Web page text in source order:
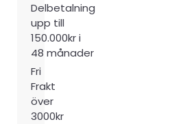
Delbetalning
upp till
150.000kr i
48 månader
Fri
Frakt
över
3000kr